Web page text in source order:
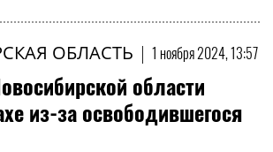
ОБЛАСТЬ | 1 ноября 2024, 13:57
области
из-за освободившегося